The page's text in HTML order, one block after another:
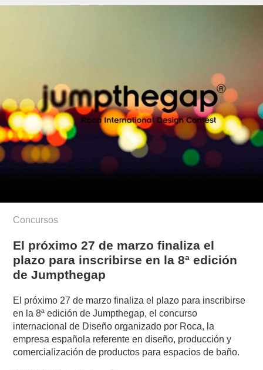
Concursos
El próximo 27 de marzo finaliza el
plazo para inscribirse en la 8ª edición
de Jumpthegap
El próximo 27 de marzo finaliza el plazo para inscribirse
en la 8ª edición de Jumpthegap, el concurso
internacional de Diseño organizado por Roca, la
empresa española referente en diseño, producción y
comercialización de productos para espacios de baño.